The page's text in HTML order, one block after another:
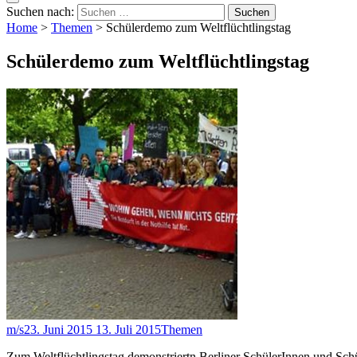
Suchen nach:
Home > Themen > Schülerdemo zum Weltflüchtlingstag
Schülerdemo zum Weltflüchtlingstag
m/s23. Juni 2015 13. Juli 2015Themen